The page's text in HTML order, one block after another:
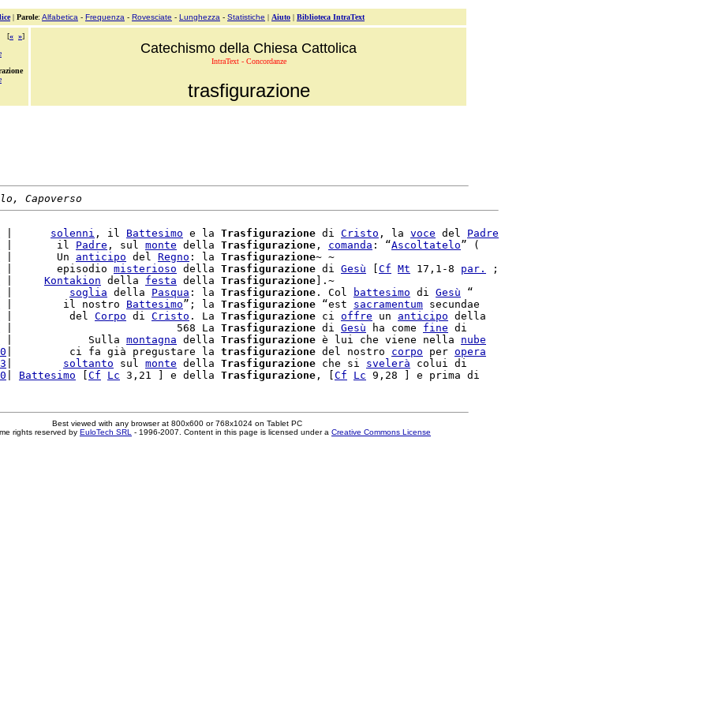
| Parole: Alfabetica - Frequenza - Rovesciate - Lunghezza - Statistiche | Aiuto | Biblioteca IntraText
[« »]
Catechismo della Chiesa Cattolica
IntraText - Concordanze
trasfigurazione
Capoverso
solenni , il Battesimo e la Trasfigurazione di Cristo , la voce del Padre
|       il Padre , sul monte della Trasfigurazione , comanda : “Ascoltatelo” (
|       Un anticipo del Regno : la Trasfigurazione~ ~
|       episodio misterioso della Trasfigurazione di Gesù Cf Mt 17,1-8 par.
;
Kontakion della festa della Trasfigurazione ].~
soglia della Pasqua : la Trasfigurazione . Col battesimo di Gesù “
|        il nostro Battesimo”; la Trasfigurazione “est sacramentum secundae
|         del Corpo di Cristo . La Trasfigurazione ci offre un anticipo della
|                          568 La Trasfigurazione di Gesù ha come fine
|            Sulla montagna della Trasfigurazione è lui che viene nella nube
|         ci fa già pregustare la trasfigurazione del nostro corpo per opera
soltanto sul monte della Trasfigurazione che si svelerà colui di
Battesimo Cf Lc 3,21 ] e della Trasfigurazione , [ Cf Lc
Best viewed with any browser at 800x600 or 768x1024 on Tablet PC
rights reserved by EuloTech SRL - 1996-2007. Content in this page is licensed under a Creative Commons License